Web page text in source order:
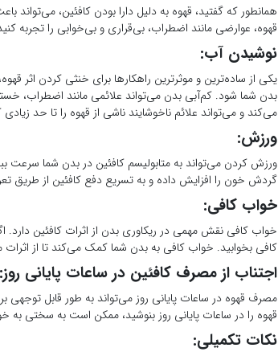
همانطور که گفتید، قهوه به دلیل دارا بودن کافئین،
قهوه، عوارضی مانند اضطراب، بی‌قراری و بی‌خوابی را تجربه
نوشیدن آب:
یکی از ساده‌ترین و موثرترین راهکارها برای خنثی کردن اثر
بدن شما شود. کم‌آبی بدن می‌تواند علائمی مانند اضطراب،
می‌کند و می‌تواند علائم ناخوشایند ناشی از قهوه را تا حد
ورزش:
ورزش کردن می‌تواند به متابولیسم کافئین در بدن شما سرعت
گردش خون را افزایش داده و به تسریع دفع کافئین از طریق
خواب کافی:
خواب کافی نقش مهمی در ریکاوری بدن از اثرات کافئین
کافی بخوابید. خواب کافی به بدن شما کمک می‌کند تا از
اجتناب از مصرف کافئین در ساعات پایانی روز:
قهوه را در ساعات پایانی روز بنوشید، ممکن است به سختی به
نکات تکمیلی: